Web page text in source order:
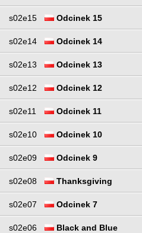
s02e15 Odcinek 15
s02e14 Odcinek 14
s02e13 Odcinek 13
s02e12 Odcinek 12
s02e11 Odcinek 11
s02e10 Odcinek 10
s02e09 Odcinek 9
s02e08 Thanksgiving
s02e07 Odcinek 7
s02e06 Black and Blue